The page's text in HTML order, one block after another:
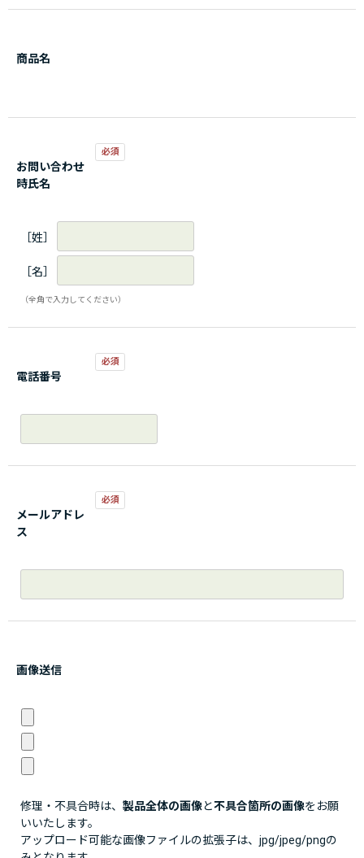
商品名
お問い合わせ
時氏名
［姓］
［名］
（全角で入力してください）
電話番号
メールアドレ
ス
画像送信
修理・不具合時は、 製品全体の画像と不具合箇所の画像をお願
いいたします。
アップロード可能な画像ファイルの拡張子は、jpg/jpeg/pngの